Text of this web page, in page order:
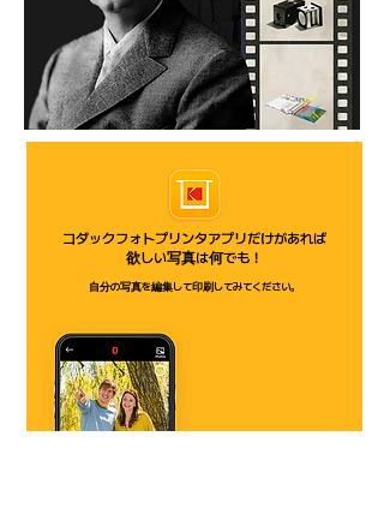
コダックフォトプリンタアプリだけがあれば
欲しい写真は何でも！
自分の写真を編集して印刷してみてください。